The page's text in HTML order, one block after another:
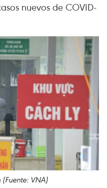
nuevos de COVID-
(Fuente: VNA)